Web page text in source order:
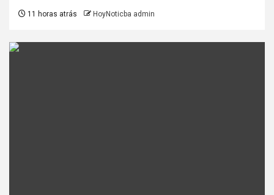
11 horas atrás HoyNoticba admin